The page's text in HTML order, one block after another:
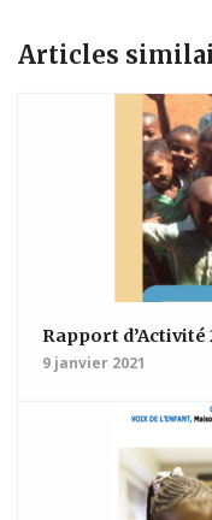
Articles
Rapport d’Activité
9 janvier 2021